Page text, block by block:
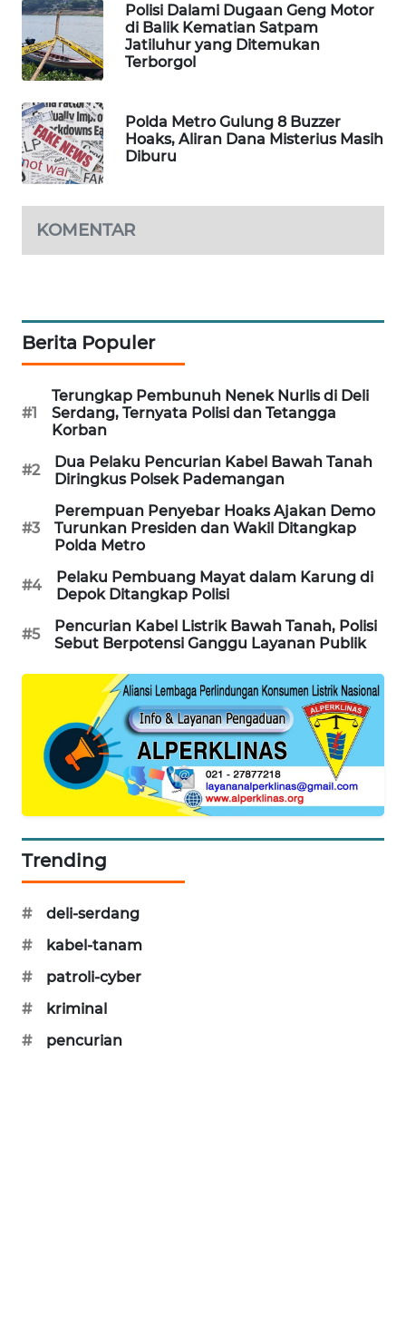
Polisi Dalami Dugaan Geng Motor
di Balik Kematian Satpam
Jatiluhur yang Ditemukan
Terborgol
Polda Metro Gulung 8 Buzzer
Hoaks, Aliran Dana Misterius Masih
Diburu
KOMENTAR
Berita Populer
#1
Terungkap Pembunuh Nenek Nurlis di Deli
Serdang, Ternyata Polisi dan Tetangga
Korban
#2
Dua Pelaku Pencurian Kabel Bawah Tanah
Diringkus Polsek Pademangan
#3
Perempuan Penyebar Hoaks Ajakan Demo
Turunkan Presiden dan Wakil Ditangkap
Polda Metro
#4
Pelaku Pembuang Mayat dalam Karung di
Depok Ditangkap Polisi
#5
Pencurian Kabel Listrik Bawah Tanah, Polisi
Sebut Berpotensi Ganggu Layanan Publik
Trending
#
deli-serdang
#
kabel-tanam
#
patroli-cyber
#
kriminal
#
pencurian
OTOMOTIF
WAHANA
HEALTH
WAHANA
DESA
WISATA
LAPAK
WAHANA
KONSUMEN
LISTRIK
MASYARAKAT
KELISTRIKAN
WALINKI
MAWAKA
NET
PLN
MKLI
LPKKI
LKKI
KOPEKLIN
PORTAL
KONSUMEN
FORWAMKI
ALPERKLINAS